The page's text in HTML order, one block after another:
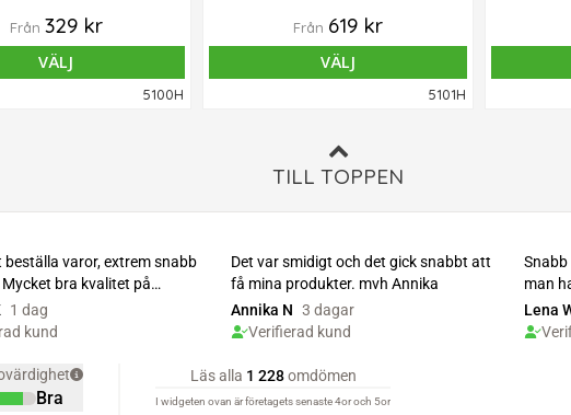
Från 329 kr
VÄLJ
5100H
Från 619 kr
VÄLJ
5101H
TILL TOPPEN